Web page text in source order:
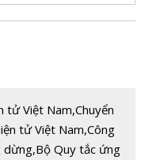
tử Việt Nam,Chuyển
tử Việt Nam,Công
dừng,Bộ Quy tắc ứng